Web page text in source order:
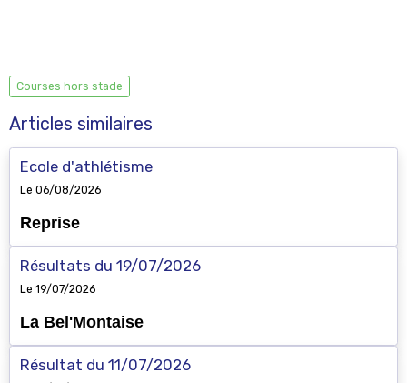
Ecole d'athlétisme
Le 06/08/2026
Résultats du 19/07/2026
Le 19/07/2026
Résultat du 11/07/2026
Le 12/07/2026